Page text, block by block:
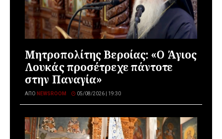
Μητροπολίτης Βεροίας: «Ο Άγιος
Λουκάς προσέτρεχε πάντοτε
στην Παναγία»
ΑΠΌ NEWSROOM 05/08/2026 | 19:30